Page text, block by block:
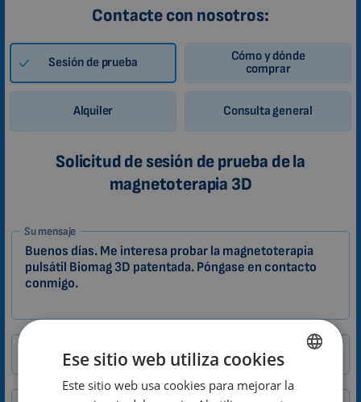
Contacte con nosotros:
Sesión de prueba
Cómo y dónde
comprar
Alquiler Consulta general
Solicitud de sesión de prueba de la
magnetoterapia 3D
1-
ES
Zákazník
Su mensaje
Nombre
ENGLISH
Ese sitio web utiliza cookies
Este sitio web usa cookies para mejorar la